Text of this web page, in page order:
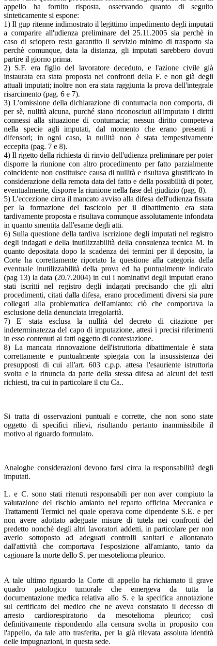
appello ha fornito risposta, osservando quanto di seguito
sinteticamente si espone:
1) Il gup ritenne indimostrato il legittimo impedimento degli imputati
a comparire all'udienza preliminare del 25.11.2005 sia perchè in
caso di sciopero resta garantito il servizio minimo di trasporto sia
perchè comunque, data la distanza, gli imputati sarebbero dovuti
partire il giorno prima.
2) S.F. era figlio del lavoratore deceduto, e l'azione civile già
instaurata era stata proposta nei confronti della F. e non già degli
attuali imputati; inoltre non era stata raggiunta la prova dell'integrale
risarcimento (pag. 6 e 7).
3) L'omissione della dichiarazione di contumacia non comporta, di
per sè, nullità alcuna, purché siano riconosciuti all'imputato i diritti
connessi alla situazione di contumacia; nessun diritto competeva
nella specie agli imputati, dal momento che erano presenti i
difensori; in ogni caso, la nullità non è stata tempestivamente
eccepita (pag. 7 e 8).
4) Il rigetto della richiesta di rinvio dell'udienza preliminare per poter
disporre la riunione con altro procedimento per fatto parzialmente
coincidente non costituisce causa di nullità e risultava giustificato in
considerazione della remota data del fatto e della possibilità di poter,
eventualmente, disporre la riunione nella fase del giudizio (pag. 8).
5) L'eccezione circa il mancato avviso alla difesa dell'udienza fissata
per la formazione del fascicolo per il dibattimento era stata
tardivamente proposta e risultava comunque assolutamente infondata
in quanto smentita dall'esame degli atti.
6) Sulla questione della tardiva iscrizione degli imputati nel registro
degli indagati e della inutilizzabilità della consulenza tecnica M. in
quanto depositata dopo la scadenza dei termini per il deposito, la
Corte ha correttamente riportato la questione alla categoria della
eventuale inutilizzabilità della prova ed ha puntualmente indicato
(pag 13) la data (20.7.2004) in cui i nominativi degli imputati erano
stati iscritti nel registro degli indagati precisando che gli altri
procedimenti, citati dalla difesa, erano procedimenti diversi sia pure
collegati alla problematica dell'amianto; ciò che comportava la
esclusione della denunciata irregolarità.
7) E' stata esclusa la nullità del decreto di citazione per
indeterminatezza del capo di imputazione, attesi i precisi riferimenti
in esso contenuti ai fatti oggetto di contestazione.
8) La mancata rinnovazione dell'istruttoria dibattimentale è stata
correttamente e puntualmente spiegata con la insussistenza dei
presupposti di cui all'art. 603 c.p.p. attesa l'esauriente istruttoria
svolta e la rinuncia da parte della stessa difesa ad alcuni dei testi
richiesti, tra cui in particolare il ctu Ca..
Si tratta di osservazioni puntuali e corrette, che non sono state
oggetto di specifici rilievi, risultando pertanto inammissibile il
motivo al riguardo formulato.
Analoghe considerazioni devono farsi circa la responsabilità degli
imputati.
L. e C. sono stati ritenuti responsabili per non aver compiuto la
valutazione del rischio amianto nel reparto officina Meccanica e
Trattamenti Termici nel quale operava come dipendente S.E. e per
non avere adottato adeguate misure di tutela nei confronti del
predetto nonchè degli altri lavoratori addetti, in particolare per non
averlo sottoposto ad adeguati controlli sanitari e allontanato
dall'attività che comportava l'esposizione all'amianto, tanto da
cagionare la morte dello S. per mesotelioma pleurico.
A tale ultimo riguardo la Corte di appello ha richiamato il grave
quadro patologico tumorale che emergeva da tutta la
documentazione medica relativa allo S. e la specifica annotazione
sul certificato del medico che ne aveva constatato il decesso di
arresto cardiorespiratorio da mesotelioma pleurico; così
definitivamente rispondendo alla censura svolta in proposito con
l'appello, da tale atto trasferita, per la già rilevata assoluta identità
delle impugnazioni, in questa sede.